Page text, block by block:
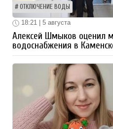
ОТКЛЮЧЕНИЕ ВОДЫ
18:21 | 5 августа
Алексей Шмыков оценил
водоснабжения в